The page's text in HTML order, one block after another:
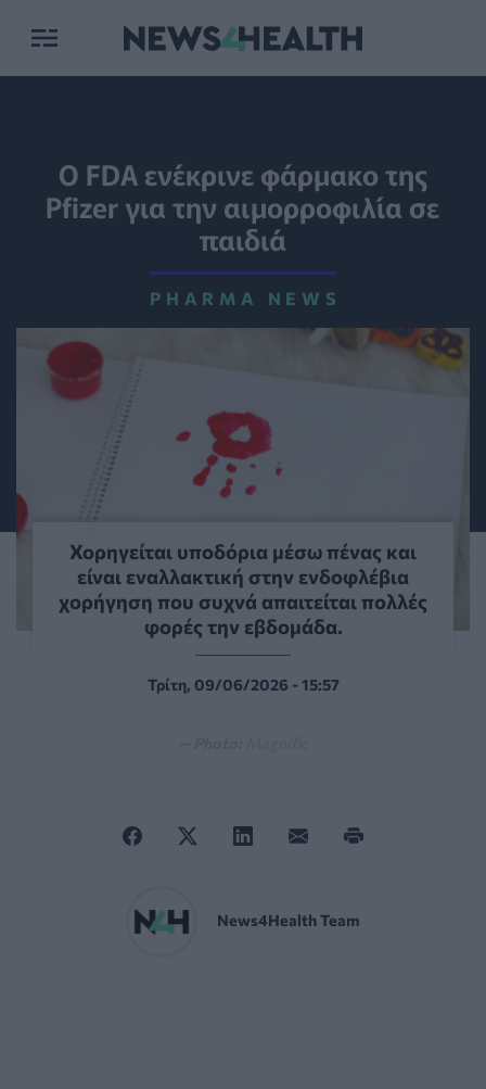
Ο FDA ενέκρινε φάρμακο της
Pfizer για την αιμορροφιλία σε
παιδιά
PHARMA NEWS
Χορηγείται υποδόρια μέσω πένας και
είναι εναλλακτική στην ενδοφλέβια
χορήγηση που συχνά απαιτείται πολλές
φορές την εβδομάδα.
Τρίτη, 09/06/2026 - 15:57
News4Health Team